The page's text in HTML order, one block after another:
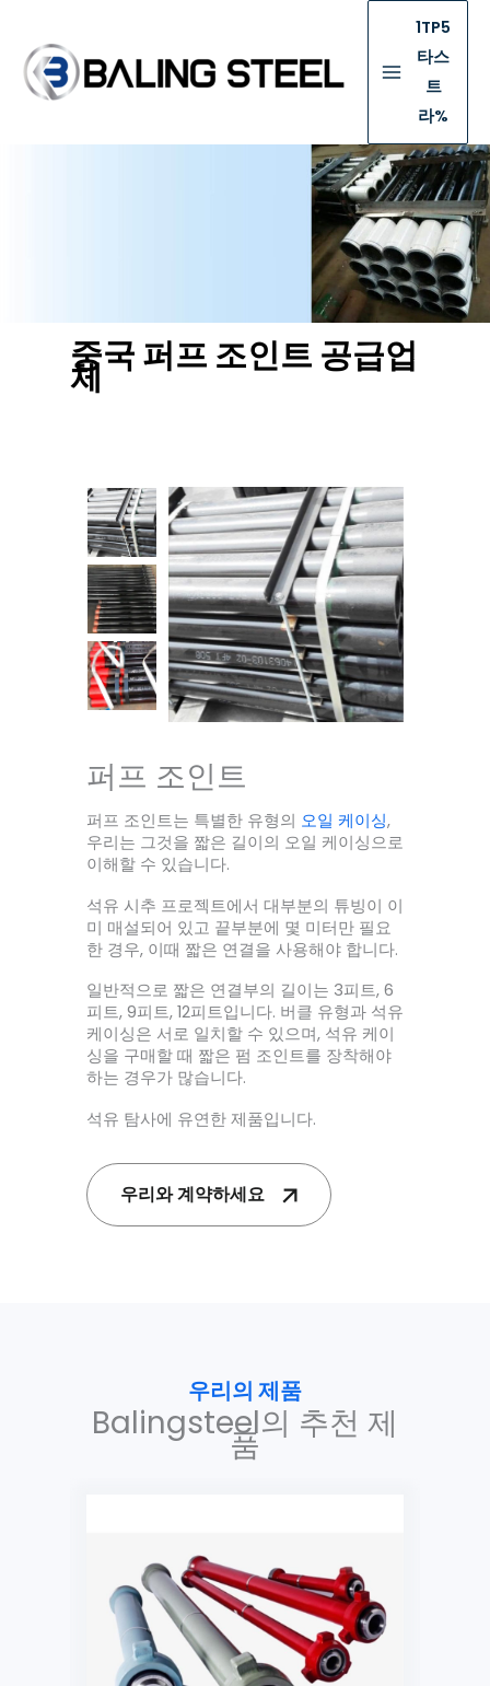
1TP5
타스
트
라%
중국 퍼프 조인트 공급업
체
퍼프 조인트
퍼프 조인트는 특별한 유형의 오일 케이싱,
우리는 그것을 짧은 길이의 오일 케이싱으로
이해할 수 있습니다.
석유 시추 프로젝트에서 대부분의 튜빙이 이
미 매설되어 있고 끝부분에 몇 미터만 필요
한 경우, 이때 짧은 연결을 사용해야 합니다.
일반적으로 짧은 연결부의 길이는 3피트, 6
피트, 9피트, 12피트입니다. 버클 유형과 석유
케이싱은 서로 일치할 수 있으며, 석유 케이
싱을 구매할 때 짧은 펌 조인트를 장착해야
하는 경우가 많습니다.
석유 탐사에 유연한 제품입니다.
우리와 계약하세요
우리의 제품
Balingsteel의 추천 제
품